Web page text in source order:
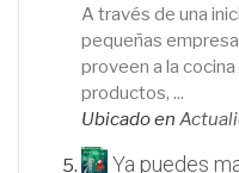
A través de una
pequeñas
proveen a la
productos, ...
Ubicado en
Ya puedes